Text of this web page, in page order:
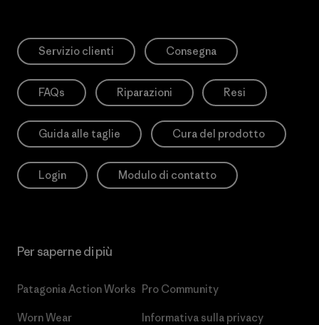
Servizio clienti Consegna
FAQs Riparazioni Resi
Guida alle taglie Cura del prodotto
Login Modulo di contatto
Per saperne di più
Patagonia Action Works
Worn Wear
Pro Community
Informativa sulla privacy